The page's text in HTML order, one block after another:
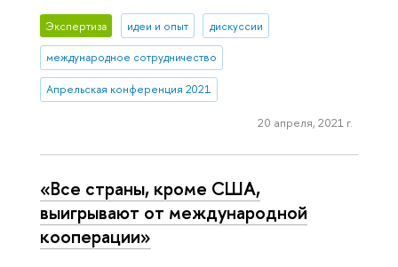
Экспертиза идеи и опыт дискуссии
международное сотрудничество
Апрельская конференция 2021
20 апреля, 2021 г.
«Все страны, кроме США,
выигрывают от международной
кооперации»